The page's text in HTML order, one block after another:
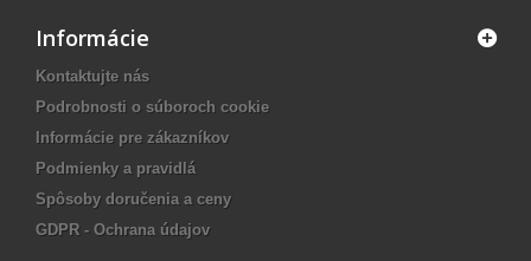
Informácie
Kontaktujte nás
Podrobnosti o súboroch cookie
Informácie pre zákazníkov
Podmienky a pravidlá
Spôsoby doručenia a ceny
GDPR - Ochrana údajov